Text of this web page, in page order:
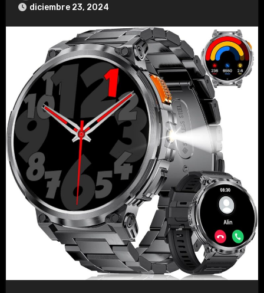
diciembre 23, 2024